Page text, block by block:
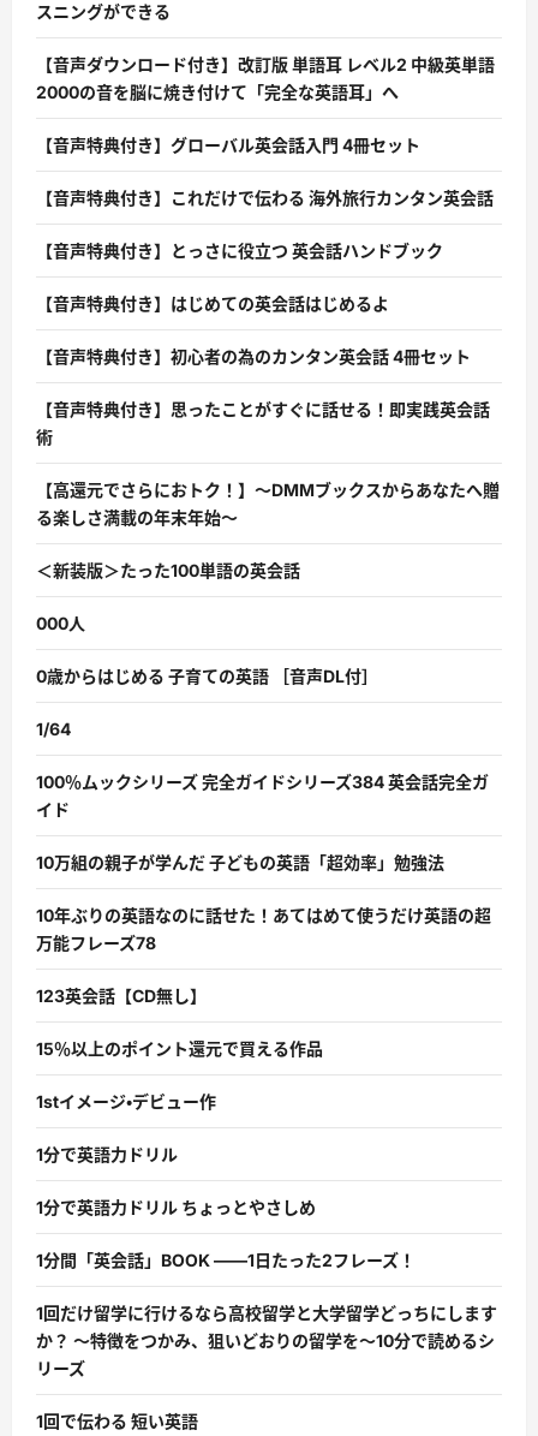
スニングができる
【音声ダウンロード付き】改訂版 単語耳 レベル2 中級英単語
2000の音を脳に焼き付けて「完全な英語耳」へ
【音声特典付き】グローバル英会話入門 4冊セット
【音声特典付き】これだけで伝わる 海外旅行カンタン英会話
【音声特典付き】とっさに役立つ 英会話ハンドブック
【音声特典付き】はじめての英会話はじめるよ
【音声特典付き】初心者の為のカンタン英会話 4冊セット
【音声特典付き】思ったことがすぐに話せる！即実践英会話
術
【高還元でさらにおトク！】〜DMMブックスからあなたへ贈
る楽しさ満載の年末年始〜
＜新装版＞たった100単語の英会話
000人
0歳からはじめる 子育ての英語 ［音声DL付］
1/64
100％ムックシリーズ 完全ガイドシリーズ384 英会話完全ガ
イド
10万組の親子が学んだ 子どもの英語「超効率」勉強法
10年ぶりの英語なのに話せた！あてはめて使うだけ英語の超
万能フレーズ78
123英会話【CD無し】
15％以上のポイント還元で買える作品
1stイメージ・デビュー作
1分で英語力ドリル
1分で英語力ドリル ちょっとやさしめ
1分間「英会話」BOOK ――1日たった2フレーズ！
1回だけ留学に行けるなら高校留学と大学留学どっちにします
か？ 〜特徴をつかみ、狙いどおりの留学を〜10分で読めるシ
リーズ
1回で伝わる 短い英語